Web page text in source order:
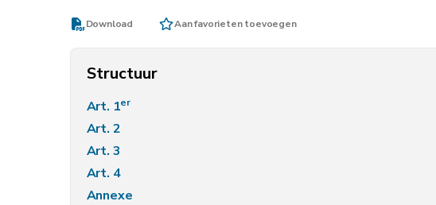
Download Aan favorieten toevoegen
Structuur
Art. 1er
Art. 2
Art. 3
Art. 4
Annexe